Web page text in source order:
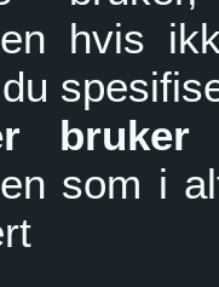
hvis
bruker
som i